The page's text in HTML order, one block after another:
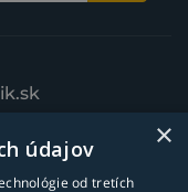
×
údajov
od tretích